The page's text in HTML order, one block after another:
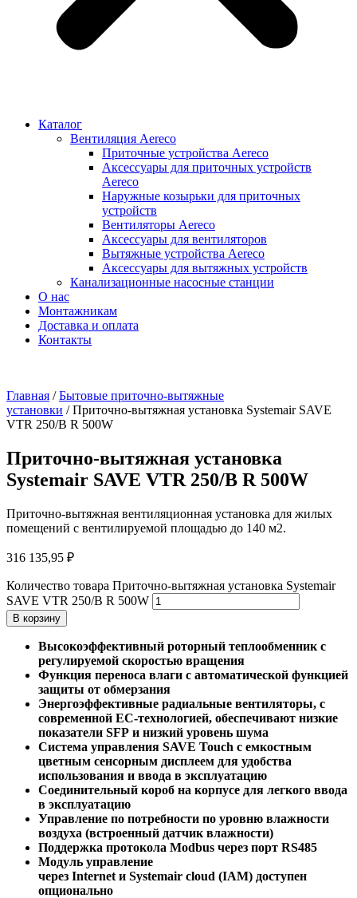
Каталог
Вентиляция Aereco
Приточные устройства Aereco
Аксессуары для приточных устройств
Aereco
Наружные козырьки для приточных
устройств
Вентиляторы Aereco
Аксессуары для вентиляторов
Вытяжные устройства Aereco
Аксессуары для вытяжных устройств
Канализационные насосные станции
О нас
Монтажникам
Доставка и оплата
Контакты
Главная /Бытовые приточно-вытяжные
установки / Приточно-вытяжная установка Systemair SAVE
VTR 250/B R 500W
Приточно-вытяжная установка
Systemair SAVE VTR 250/B R 500W
Приточно-вытяжная вентиляционная установка для жилых
помещений с вентилируемой площадью до 140 м2.
316 135,95 ₽
Количество товара Приточно-вытяжная установка Systemair
SAVE VTR 250/B R 500W
В корзину
Высокоэффективный роторный теплообменник с
регулируемой скоростью вращения
Функция переноса влаги с автоматической функцией
защиты от обмерзания
Энергоэффективные радиальные вентиляторы, с
современной EC-технологией, обеспечивают низкие
показатели SFP и низкий уровень шума
Система управления SAVE Touch с емкостным
цветным сенсорным дисплеем для удобства
использования и ввода в эксплуатацию
Соединительный короб на корпусе для легкого ввода
в эксплуатацию
Управление по потребности по уровню влажности
воздуха (встроенный датчик влажности)
Поддержка протокола Modbus через порт RS485
Модуль управление
через Internet и Systemair cloud (IAM) доступен
опционально